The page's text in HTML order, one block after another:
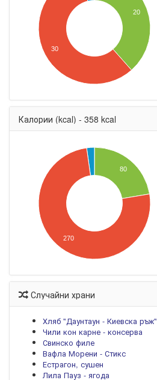
20
30
Калории (kcal) - 358 kcal
80
270
Случайни храни
Хляб "Даунтаун - Киевска ръж"
Чили кон карне - консерва
Свинско филе
Вафла Морени - Стикс
Естрагон, сушен
Лила Пауз - ягода